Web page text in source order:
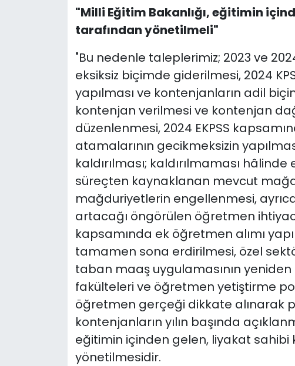
"Milli Eğitim Bakanlığı, eğitimin
tarafından yönetilmeli"
"Bu nedenle taleplerimiz; 2023 ve
eksiksiz biçimde giderilmesi, 2024
yapılması ve kontenjanların adil
kontenjan verilmesi ve kontenjan
düzenlenmesi, 2024 EKPSS
atamalarının gecikmeksizin
kaldırılması; kaldırılmaması
süreçten kaynaklanan mevcut
mağduriyetlerin engellenmesi,
artacağı öngörülen öğretmen
kapsamında ek öğretmen alımı
tamamen sona erdirilmesi, özel
taban maaş uygulamasının
fakülteleri ve öğretmen yetiştirme
öğretmen gerçeği dikkate alınarak
kontenjanların yılın başında
eğitimin içinden gelen, liyakat
yönetilmesidir.